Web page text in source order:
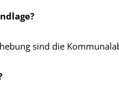
sind die